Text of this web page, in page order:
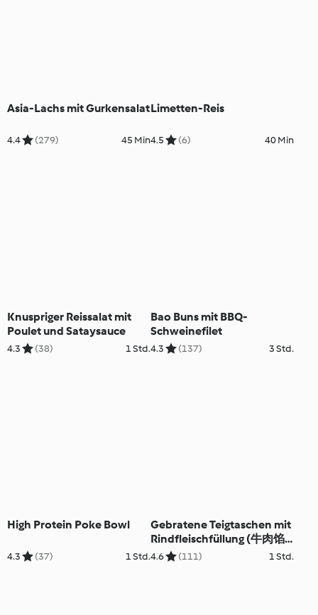
Asia-Lachs mit Gurkensalat
4.4 (279) 45 Min
Limetten-Reis
4.5 (6) 40 Min
Knuspriger Reissalat mit
Poulet und Sataysauce
4.3 (38) 1 Std.
Bao Buns mit BBQ-
Schweinefilet
4.3 (137) 3 Std.
High Protein Poke Bowl
4.3 (37) 1 Std.
Gebratene Teigtaschen mit
Rindfleischfüllung (牛肉馅
饼)
4.6 (111) 1 Std.